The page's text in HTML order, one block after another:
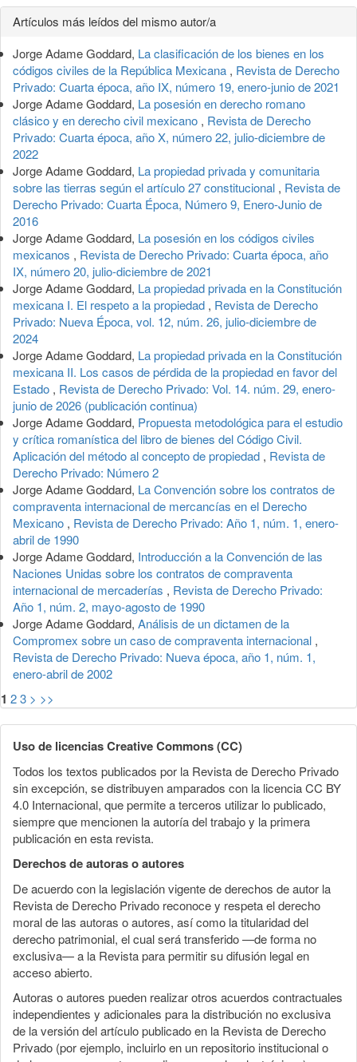
Detalles
del
artículo
Artículos más leídos del mismo autor/a
Jorge Adame Goddard, La clasificación de los bienes en los
códigos civiles de la República Mexicana , Revista de Derecho
Privado: Cuarta época, año IX, número 19, enero-junio de 2021
Jorge Adame Goddard, La posesión en derecho romano
clásico y en derecho civil mexicano , Revista de Derecho
Privado: Cuarta época, año X, número 22, julio-diciembre de
2022
Jorge Adame Goddard, La propiedad privada y comunitaria
sobre las tierras según el artículo 27 constitucional , Revista de
Derecho Privado: Cuarta Época, Número 9, Enero-Junio de
2016
Jorge Adame Goddard, La posesión en los códigos civiles
mexicanos , Revista de Derecho Privado: Cuarta época, año
IX, número 20, julio-diciembre de 2021
Jorge Adame Goddard, La propiedad privada en la Constitución
mexicana I. El respeto a la propiedad , Revista de Derecho
Privado: Nueva Época, vol. 12, núm. 26, julio-diciembre de
2024
Jorge Adame Goddard, La propiedad privada en la Constitución
mexicana II. Los casos de pérdida de la propiedad en favor del
Estado , Revista de Derecho Privado: Vol. 14. núm. 29, enero-
junio de 2026 (publicación continua)
Jorge Adame Goddard, Propuesta metodológica para el estudio
y crítica romanística del libro de bienes del Código Civil.
Aplicación del método al concepto de propiedad , Revista de
Derecho Privado: Número 2
Jorge Adame Goddard, La Convención sobre los contratos de
compraventa internacional de mercancías en el Derecho
Mexicano , Revista de Derecho Privado: Año 1, núm. 1, enero-
abril de 1990
Jorge Adame Goddard, Introducción a la Convención de las
Naciones Unidas sobre los contratos de compraventa
internacional de mercaderías , Revista de Derecho Privado:
Año 1, núm. 2, mayo-agosto de 1990
Jorge Adame Goddard, Análisis de un dictamen de la
Compromex sobre un caso de compraventa internacional ,
Revista de Derecho Privado: Nueva época, año 1, núm. 1,
enero-abril de 2002
1 23 > >>
Uso de licencias Creative Commons (CC)
Todos los textos publicados por la Revista de Derecho Privado
sin excepción, se distribuyen amparados con la licencia CC BY
4.0 Internacional, que permite a terceros utilizar lo publicado,
siempre que mencionen la autoría del trabajo y la primera
publicación en esta revista.
Derechos de autoras o autores
De acuerdo con la legislación vigente de derechos de autor la
Revista de Derecho Privado reconoce y respeta el derecho
moral de las autoras o autores, así como la titularidad del
derecho patrimonial, el cual será transferido —de forma no
exclusiva— a la Revista para permitir su difusión legal en
acceso abierto.
Autoras o autores pueden realizar otros acuerdos contractuales
independientes y adicionales para la distribución no exclusiva
de la versión del artículo publicado en la Revista de Derecho
Privado (por ejemplo, incluirlo en un repositorio institucional o